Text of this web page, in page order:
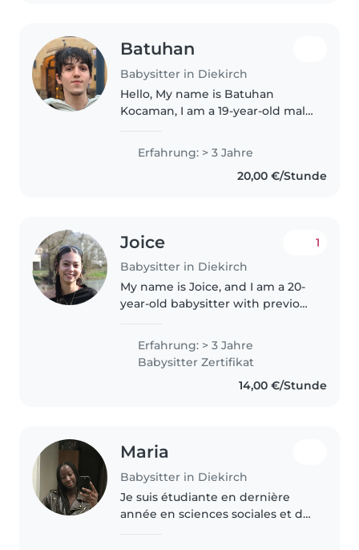
Batuhan
Babysitter in Diekirch
Hello, My name is Batuhan
Kocaman, I am a 19-year-old male
spending time with children
and helping them learn, play,
Erfahrung: > 3 Jahre
20,00 €/Stunde
Joice
Babysitter in Diekirch
1
My name is Joice, and I am a 20-
year-old babysitter with previous
different ages. I am a patient,
responsible, and creative person
who truly enjoys..
Erfahrung: > 3 Jahre
Babysitter Zertifikat
14,00 €/Stunde
Maria
Babysitter in Diekirch
Je suis étudiante en dernière
année en sciences sociales et de